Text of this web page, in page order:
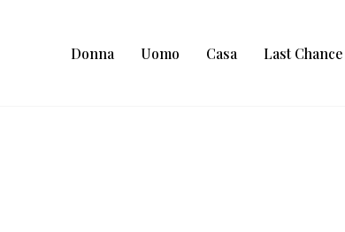
Donna Uomo Casa Last Chance